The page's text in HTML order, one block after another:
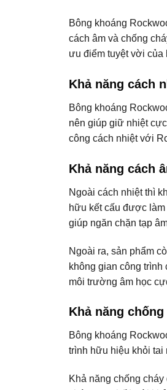
Bông khoáng
cách âm và chống
ưu điểm tuyệt vời của
Khả năng cách
Bông khoáng
nên giúp giữ nhiệt
công cách nhiệt với
Khả năng cách
Ngoài cách nhiệt thì
hữu kết cấu được
giúp ngăn chặn tạp
Ngoài ra, sản phẩm
không gian công
môi trường âm học
Khả năng
Bông khoáng
trình hữu hiệu khỏi tai
Khả năng chống